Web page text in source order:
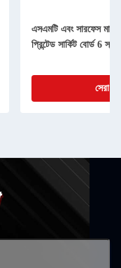
এসএমটি এবং সারফেস মাউন্ট
প্রিন্টেড সার্কিট বোর্ড 6
সেরা